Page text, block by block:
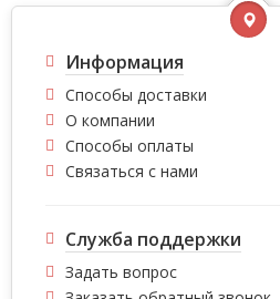
Информация
Способы доставки
О компании
Способы оплаты
Связаться с нами
Служба поддержки
Задать вопрос